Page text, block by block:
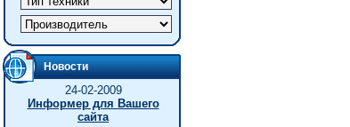
Новости
24-02-2009
Информер для Вашего
сайта